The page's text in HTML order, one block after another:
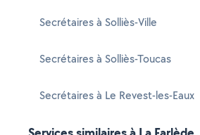
Secrétaires à Solliès-Ville
Secrétaires à Solliès-Toucas
Secrétaires à Le Revest-les-Eaux